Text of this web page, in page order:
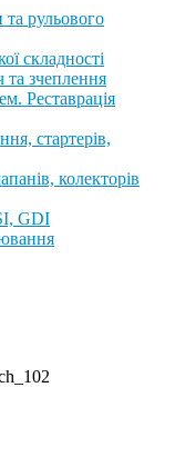
та рульового
складності
та зчеплення
Реставрація
стартерів,
колекторів
GDI